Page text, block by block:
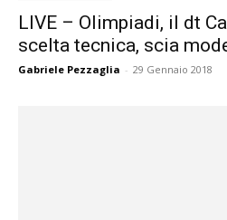
LIVE – Olimpiadi, il dt
scelta tecnica, scia
Gabriele Pezzaglia - 29 Gennaio 2018